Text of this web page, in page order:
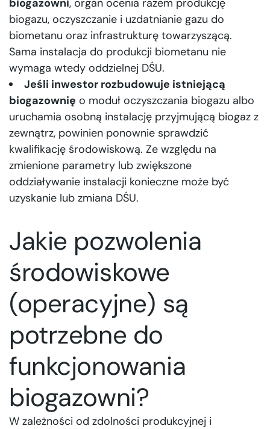
biogazowni, organ ocenia razem produkcję
biogazu, oczyszczanie i uzdatnianie gazu do
biometanu oraz infrastrukturę towarzyszącą.
Sama instalacja do produkcji biometanu nie
wymaga wtedy oddzielnej DŚU.
Jeśli inwestor rozbudowuje istniejącą
biogazownię o moduł oczyszczania biogazu albo
uruchamia osobną instalację przyjmującą biogaz z
zewnątrz, powinien ponownie sprawdzić
kwalifikację środowiskową. Ze względu na
zmienione parametry lub zwiększone
oddziaływanie instalacji konieczne może być
uzyskanie lub zmiana DŚU.
Jakie pozwolenia
środowiskowe
(operacyjne) są
potrzebne do
funkcjonowania
biogazowni?
W zależności od zdolności produkcyjnej i